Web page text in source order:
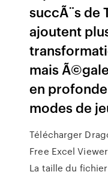
succÃ¨s de
ajoutent
mais
en
modes de
Télécharger
Free Excel
La taille du